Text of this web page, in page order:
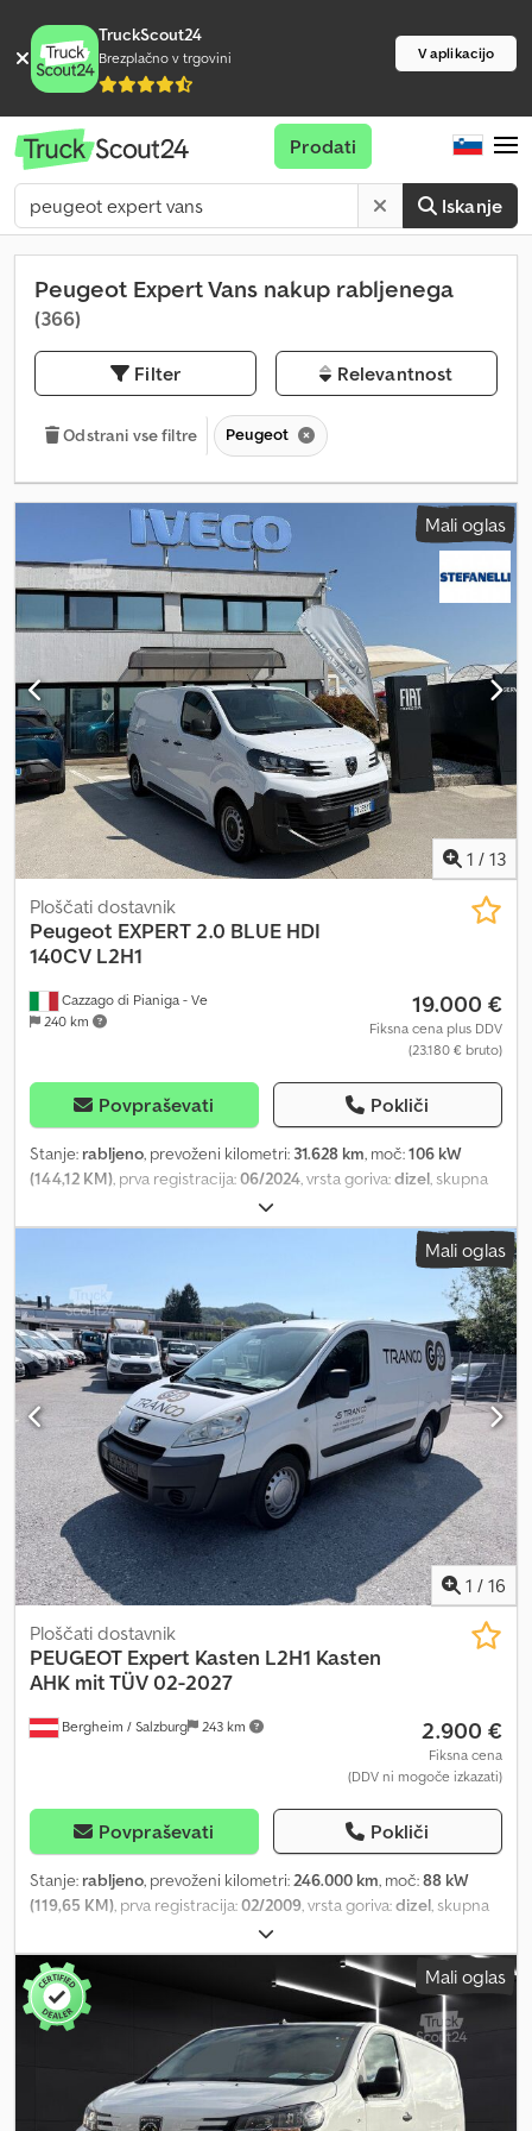
TruckScout24
Brezplačno v trgovini V aplikacijo
Iskanje
Prodati
Peugeot Expert Vans nakup rabljenega
(366)
Filter Relevantnost
Odstrani vse filtre Peugeot
Mali oglas
1 / 13
Cazzago di Pianiga - Ve
240 km
Ploščati dostavnik
Peugeot EXPERT 2.0 BLUE HDI
140CV L2H1
19.000 €
Fiksna cena plus DDV
(23.180 € bruto)
Povpraševati Pokliči
Stanje: rabljeno, prevoženi kilometri: 31.628 km, moč:106 kW
(144,12 KM), prva registracija:06/2024, vrsta goriva:dizel, skupna
, vrsta prenosa:
skupna masa: 2734 kg Credpfx Asy U Ap Dsdpof
Mali oglas
1 / 16
Bergheim / Salzburg 243 km
Ploščati dostavnik
PEUGEOT Expert Kasten L2H1 Kasten
AHK mit TÜV 02-2027
2.900 €
Fiksna cena
(DDV ni mogoče izkazati)
Povpraševati Pokliči
Stanje: rabljeno, prevoženi kilometri: 246.000 km, moč:88 kW
(119,65 KM) , prva registracija:02/2009 , vrsta goriva:dizel , skupna
, naslednji pregled (TÜV):
prenosa:mehanski, število sedežev:3, Leto izdelave:2009,
Oprema:
ABS, centralno zaklepanje, Peugeot Expert 120 HDi –
kombi – daljša medosna razdalja Notranja št.: 45 VIN:
VF3XURHKH64209390 Podatki o vozilu: * Peugeot Expert 120 HDi
* Kombi * Daljša medosna razdalja * Tehnični pregled veljaven do
02/2027 * Ročni menjalnik * Priklopna kljuka * Vozilo je v
popolnoma vozni kondiciji * Motor 2,0 L HDi – 88 kW * Medosna
Mali oglas